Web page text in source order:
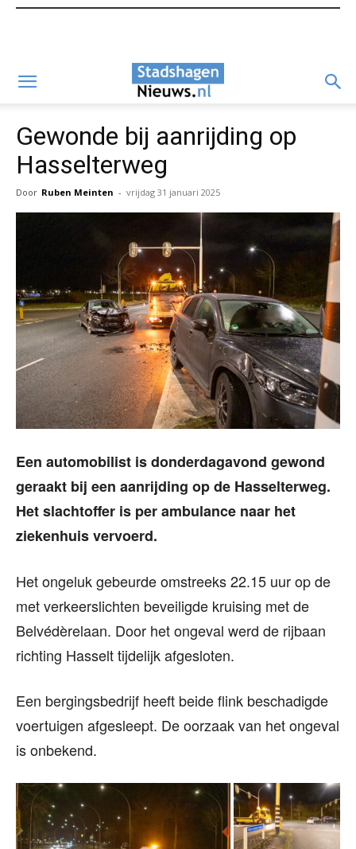
Gewonde bij aanrijding op
Hasselterweg
Door Ruben Meinten - vrijdag 31 januari 2025
Een automobilist is donderdagavond gewond
geraakt bij een aanrijding op de Hasselterweg.
Het slachtoffer is per ambulance naar het
ziekenhuis vervoerd.
Het ongeluk gebeurde omstreeks 22.15 uur op de
met verkeerslichten beveiligde kruising met de
Belvédèrelaan. Door het ongeval werd de rijbaan
richting Hasselt tijdelijk afgesloten.
Een bergingsbedrijf heeft beide flink beschadigde
voertuigen afgesleept. De oorzaak van het ongeval
is onbekend.